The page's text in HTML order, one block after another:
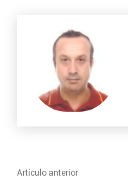
Artículo anterior